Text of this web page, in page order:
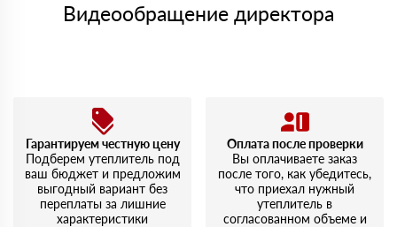
Видеообращение директора
Гарантируем честную цену
Подберем утеплитель под
ваш бюджет и предложим
выгодный вариант без
переплаты за лишние
характеристики
Оплата после проверки
Вы оплачиваете заказ
после того, как убедитесь,
что приехал нужный
утеплитель в
согласованном объеме и